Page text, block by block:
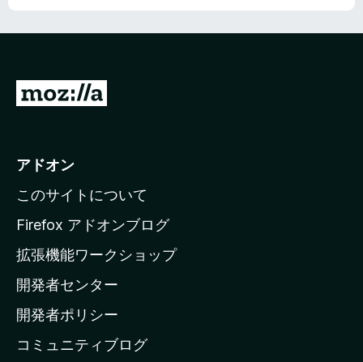
M
i
l
a
ホ
ー
ム
ー
アドオン
このサイトについて
Firefox アドオンブログ
拡張機能ワークショップ
開発者センター
開発者ポリシー
コミュニティブログ